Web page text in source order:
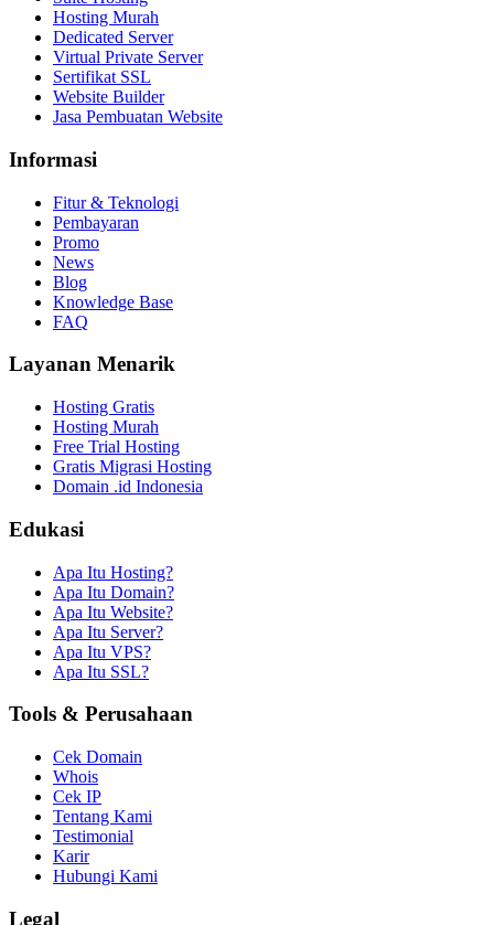
Hosting Murah
Dedicated Server
Virtual Private Server
Sertifikat SSL
Website Builder
Jasa Pembuatan Website
Informasi
Fitur & Teknologi
Pembayaran
Promo
News
Blog
Knowledge Base
FAQ
Layanan Menarik
Hosting Gratis
Hosting Murah
Free Trial Hosting
Gratis Migrasi Hosting
Domain .id Indonesia
Edukasi
Apa Itu Hosting?
Apa Itu Domain?
Apa Itu Website?
Apa Itu Server?
Apa Itu VPS?
Apa Itu SSL?
Tools & Perusahaan
Cek Domain
Whois
Cek IP
Tentang Kami
Testimonial
Karir
Hubungi Kami
Legal